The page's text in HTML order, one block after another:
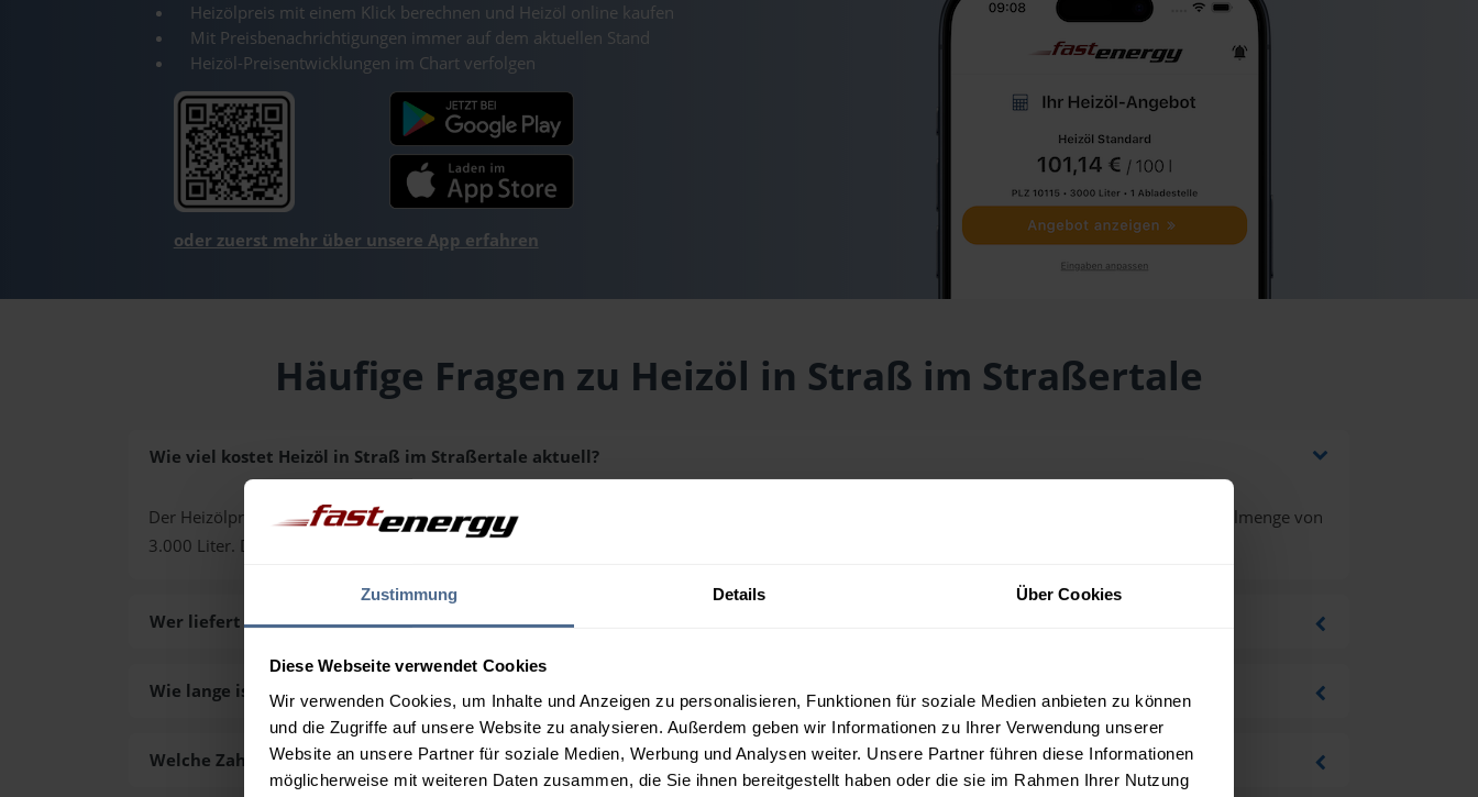
Zustimmung Details Über Cookies
Diese Webseite verwendet Cookies
Wir verwenden Cookies, um Inhalte und Anzeigen zu personalisieren, Funktionen für soziale Medien anbieten zu können
und die Zugriffe auf unsere Website zu analysieren. Außerdem geben wir Informationen zu Ihrer Verwendung unserer
Website an unsere Partner für soziale Medien, Werbung und Analysen weiter. Unsere Partner führen diese Informationen
möglicherweise mit weiteren Daten zusammen, die Sie ihnen bereitgestellt haben oder die sie im Rahmen Ihrer Nutzung
Heizölpreis mit einem Klick berechnen und Heizöl online kaufen
Mit Preisbenachrichtigungen immer auf dem aktuellen Stand
Heizöl-Preisentwicklungen im Chart verfolgen
oder zuerst mehr über unsere App erfahren
Häufige Fragen zu Heizöl in Straß im Straßertale
Wie viel kostet Heizöl in Straß im Straßertale aktuell?
Der Heizölpreis in Straß im Straßertale (PLZ 3491) liegt aktuell bei
inklusive Lieferung und Mehrwertsteuer bei einer Bestellmenge von
3.000 Liter. Den exakten Preis für Ihre Wunschmenge erhalten Sie über unseren
Wer liefert das Heizöl in Straß im Straßertale aus?
Wie lange ist die Lieferzeit des Heizöls in Straß im Straßertale?
Welche Zahlungsarten gibt es?